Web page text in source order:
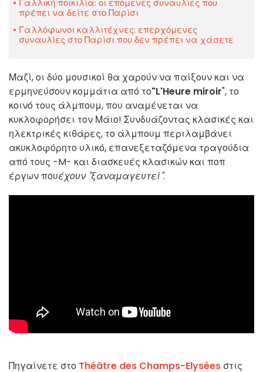
Γαλλική ποικιλία: οι επόμενες συναυλίες που
πρέπει να δείτε στο Παρίσι
Γαλλόφωνοι καλλιτέχνες: επερχόμενες
συναυλίες στο Παρίσι που δεν πρέπει να χάσετε
Μαζί, οι δύο μουσικοί θα χαρούν να παίξουν και να
ερμηνεύσουν κομμάτια από το"L'Heure miroir", το
κοινό τους άλμπουμ, που αναμένεται να
κυκλοφορήσει τον Μάιο! Συνδυάζοντας κλασικές και
ηλεκτρικές κιθάρες, το άλμπουμ περιλαμβάνει
ακυκλοφόρητο υλικό, επανεξεταζόμενα τραγούδια
από τους -M- και διασκευές κλασικών και ποπ
έργων πουέχουν "ξαναμαγευτεί".
Πηγαίνετε στο Théâtre des Champs-Elysées στις